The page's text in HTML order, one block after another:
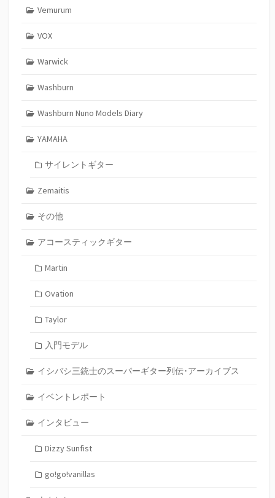
Vemurum
VOX
Warwick
Washburn
Washburn Nuno Models Diary
YAMAHA
サイレントギター
Zemaitis
その他
アコースティックギター
Martin
Ovation
Taylor
入門モデル
イシバシ三銃士のスーパーギター列伝･アーカイブス
イベントレポート
インタビュー
Dizzy Sunfist
go!go!vanillas